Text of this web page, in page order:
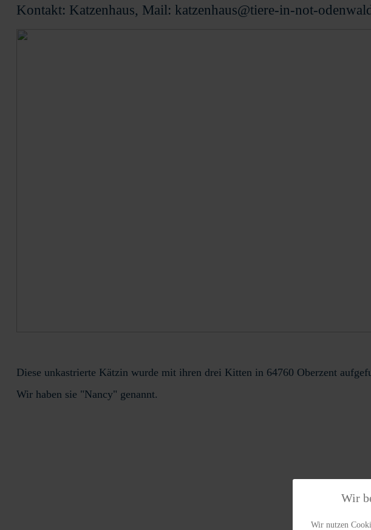
Kontakt: Katzenhaus, Mail: katzenhaus@tiere-in-not-
Diese unkastrierte Kätzin wurde mit ihren drei Kitten in 64760 Oberzent
Wir haben sie "Nancy" genannt.
Wir
Wir nutzen